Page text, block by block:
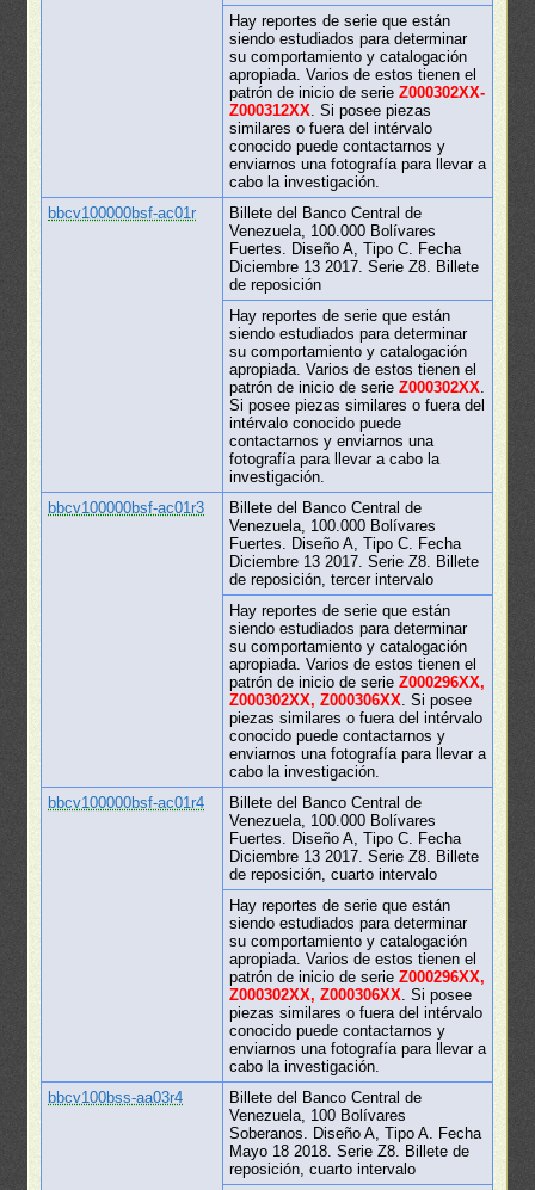
Hay reportes de serie que están
siendo estudiados para determinar
su comportamiento y catalogación
apropiada. Varios de estos tienen el
patrón de inicio de serieZ000302XX-
Z000312XX. Si posee piezas
similares o fuera del intérvalo
conocido puede contactarnos y
enviarnos una fotografía para llevar a
cabo la investigación.
bbcv100000bsf-ac01r
Billete del Banco Central de
Venezuela, 100.000 Bolívares
Fuertes. Diseño A, Tipo C. Fecha
Diciembre 13 2017. Serie Z8. Billete
de reposición
Hay reportes de serie que están
siendo estudiados para determinar
su comportamiento y catalogación
apropiada. Varios de estos tienen el
patrón de inicio de serieZ000302XX.
Si posee piezas similares o fuera del
intérvalo conocido puede
contactarnos y enviarnos una
fotografía para llevar a cabo la
investigación.
bbcv100000bsf-ac01r3
Billete del Banco Central de
Venezuela, 100.000 Bolívares
Fuertes. Diseño A, Tipo C. Fecha
Diciembre 13 2017. Serie Z8. Billete
de reposición, tercer intervalo
Hay reportes de serie que están
siendo estudiados para determinar
su comportamiento y catalogación
apropiada. Varios de estos tienen el
patrón de inicio de serieZ000296XX,
Z000302XX, Z000306XX. Si posee
piezas similares o fuera del intérvalo
conocido puede contactarnos y
enviarnos una fotografía para llevar a
cabo la investigación.
bbcv100000bsf-ac01r4
Billete del Banco Central de
Venezuela, 100.000 Bolívares
Fuertes. Diseño A, Tipo C. Fecha
Diciembre 13 2017. Serie Z8. Billete
de reposición, cuarto intervalo
Hay reportes de serie que están
siendo estudiados para determinar
su comportamiento y catalogación
apropiada. Varios de estos tienen el
patrón de inicio de serieZ000296XX,
Z000302XX, Z000306XX. Si posee
piezas similares o fuera del intérvalo
conocido puede contactarnos y
enviarnos una fotografía para llevar a
cabo la investigación.
bbcv100bss-aa03r4
Billete del Banco Central de
Venezuela, 100 Bolívares
Soberanos. Diseño A, Tipo A. Fecha
Mayo 18 2018. Serie Z8. Billete de
reposición, cuarto intervalo